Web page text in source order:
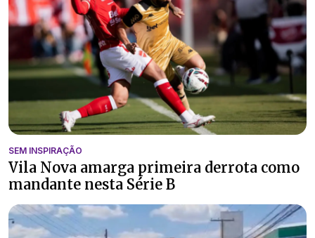
SEM INSPIRAÇÃO
Vila Nova amarga primeira derrota como
mandante nesta Série B